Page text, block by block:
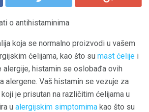
o antihistaminima
koja se normalno proizvodi u vašem
ćelijama, kao što su mast ćelije i
alergije, histamin se oslobađa ovih
alergene. Vaš histamin se vezuje za
koji je prisutan na različitim ćelijama u
u alergijskim simptomima kao što su